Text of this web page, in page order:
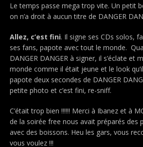
Le temps passe mega trop vite. Un petit
on n’a droit à aucun titre de DANGER
Allez, c’est fini. Il signe ses CDs solos,
ses fans, papote avec tout le monde.
DANGER DANGER à signer, il s’éclate et
monde comme il était jeune et le look qu’il
papote deux secondes de DANGER
petite photo et c’est fini, re-sniff.
C’était trop bien !!!!!! Merci à Ibanez et à
de la soirée free nous avait préparés des
avec des boissons. Heu les gars, vous
vous voulez !!!